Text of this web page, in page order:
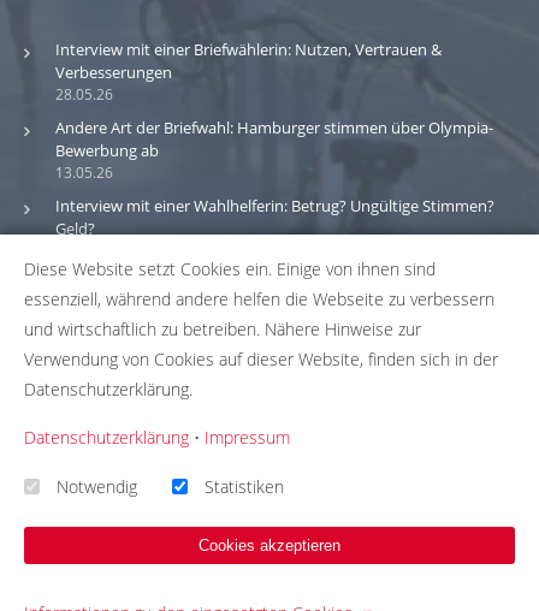
28.05.26
Interview mit einer Briefwählerin: Nutzen, Vertrauen &
Verbesserungen
13.05.26
Andere Art der Briefwahl: Hamburger stimmen über Olympia-
Bewerbung ab
Interview mit einer Wahlhelferin: Betrug? Ungültige Stimmen?
Geld?
Bitte beachte: Wir versuchen alle Daten und Informationen
zu den Wahlbüros in unserer Datenbank so aktuell wie
möglich zu halten. Solltest du einen Fehler in unserer
Datenbank gefunden haben, hilf uns bei der
unserKorrekturformularzusendest. Wir übernehmen
keinerlei Gewähr für die Aktualität, Korrektheit und
Vollständigkeit unserer Datenbankeinträge.
Diese Website setzt Cookies ein. Einige von ihnen sind
essenziell, während andere helfen die Webseite zu verbessern
und wirtschaftlich zu betreiben. Nähere Hinweise zur
Verwendung von Cookies auf dieser Website, finden sich in der
Datenschutzerklärung.
Datenschutzerklärung • Impressum
Notwendig Statistiken
Cookies akzeptieren